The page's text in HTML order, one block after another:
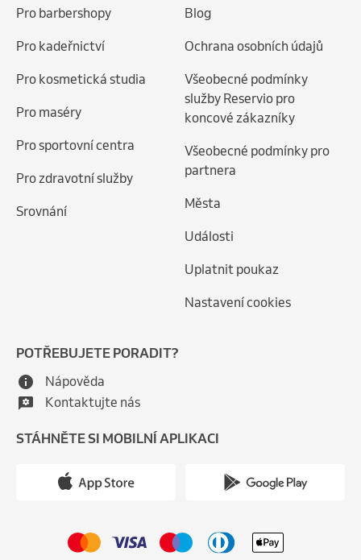
Pro barbershopy
Pro kadeřnictví
Pro kosmetická studia
Pro maséry
Pro sportovní centra
Pro zdravotní služby
Srovnání
Blog
Ochrana osobních údajů
Všeobecné podmínky
služby Reservio pro
koncové zákazníky
Všeobecné podmínky pro
partnera
Města
Události
Uplatnit poukaz
Nastavení cookies
POTŘEBUJETE PORADIT?
Nápověda
Kontaktujte nás
STÁHNĚTE SI MOBILNÍ APLIKACI